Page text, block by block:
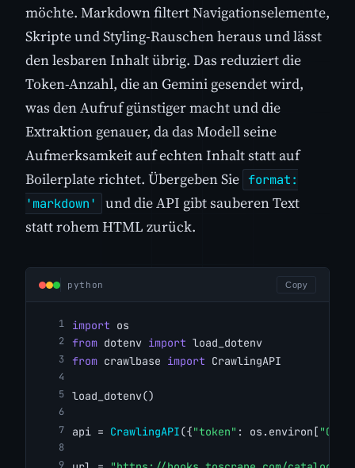
möchte. Markdown filtert Navigationselemente,
Skripte und Styling-Rauschen heraus und lässt
den lesbaren Inhalt übrig. Das reduziert die
Token-Anzahl, die an Gemini gesendet wird,
was den Aufruf günstiger macht und die
Extraktion genauer, da das Modell seine
Aufmerksamkeit auf echten Inhalt statt auf
Boilerplate richtet. Übergeben Sie format:
'markdown'
und die API gibt sauberen Text
statt rohem HTML zurück.
python Copy
import os
from dotenv import load_dotenv
from crawlbase import CrawlingAPI
load_dotenv()
api = CrawlingAPI({"token" : os.environ[